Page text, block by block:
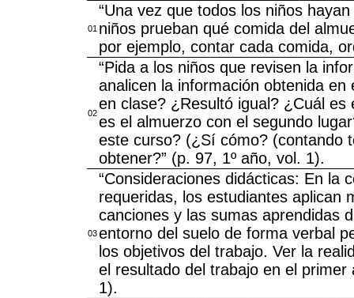
01
“Una vez que todos los niños
niños prueban qué comida del
por ejemplo, contar cada comida,
02
“Pida a los niños que revisen la
analicen la información obtenida
en clase? ¿Resultó igual? ¿Cuál
es el almuerzo con el segundo
este curso? (¿Sí cómo? (contando
obtener?” (p. 97, 1º año, vol. 1).
03
“Consideraciones didácticas: En la
requeridas, los estudiantes aplican
canciones y las sumas aprendidas
entorno del suelo de forma verbal
los objetivos del trabajo. Ver la
el resultado del trabajo en el primer
1).